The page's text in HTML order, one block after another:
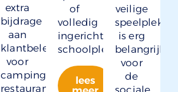
extra
bijdrage
aan
klantbeleving
voor
camping,
restaurant,
of
volledig
ingerichte
schoolpleinen.
lees
veilige
speelplek
is erg
belangrijk
voor
de
sociale